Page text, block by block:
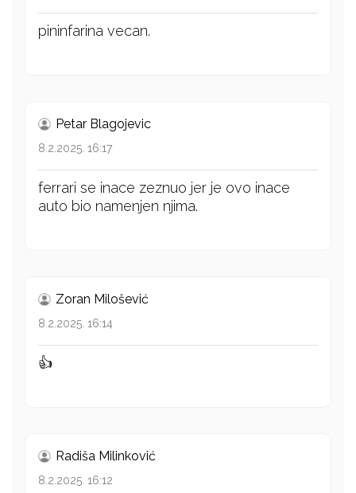
pininfarina vecan.
Petar Blagojevic
8.2.2025. 16:17
ferrari se inace zeznuo jer je ovo inace
auto bio namenjen njima.
Zoran Milošević
8.2.2025. 16:14
👍
Radiša Milinković
8.2.2025. 16:12